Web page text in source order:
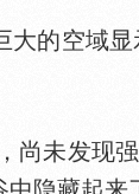
空域显
发现强